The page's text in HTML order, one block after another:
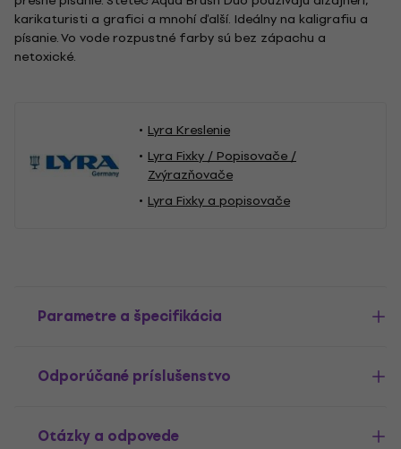
karikaturisti a grafici a mnohí ďalší. Ideálny na kaligrafiu a
písanie. Vo vode rozpustné farby sú bez zápachu a
netoxické.
Lyra Kreslenie
Lyra Fixky / Popisovače /
Zvýrazňovače
Lyra Fixky a popisovače
Parametre a špecifikácia
Odporúčané príslušenstvo
Otázky a odpovede